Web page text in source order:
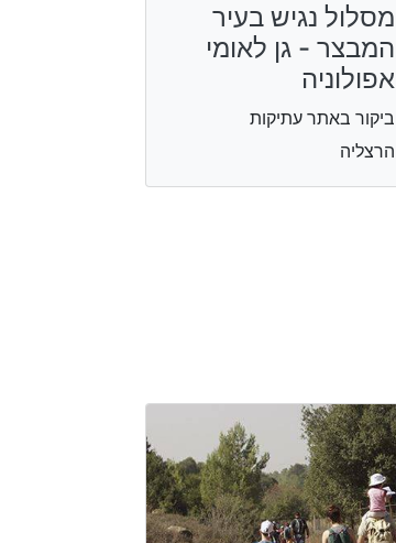
מסלול נגיש בעיר
המבצר - גן לאומי
אפולוניה
ביקור באתר עתיקות
הרצליה